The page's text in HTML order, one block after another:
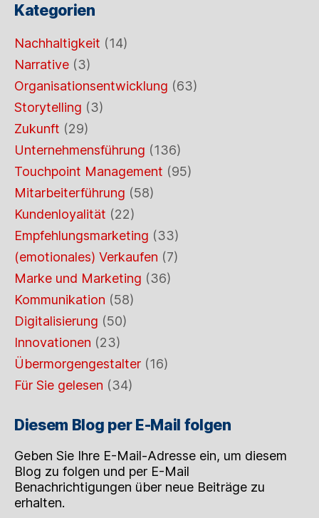
Kategorien
Nachhaltigkeit (14)
Narrative (3)
Organisationsentwicklung (63)
Storytelling (3)
Zukunft (29)
Unternehmensführung (136)
Touchpoint Management (95)
Mitarbeiterführung (58)
Kundenloyalität (22)
Empfehlungsmarketing (33)
(emotionales) Verkaufen (7)
Marke und Marketing (36)
Kommunikation (58)
Digitalisierung (50)
Innovationen (23)
Übermorgengestalter (16)
Für Sie gelesen (34)
Diesem Blog per E-Mail folgen
Geben Sie Ihre E-Mail-Adresse ein, um diesem
Blog zu folgen und per E-Mail
Benachrichtigungen über neue Beiträge zu
erhalten.